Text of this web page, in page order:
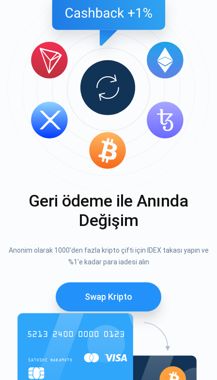
Geri ödeme ile Anında
Değişim
Anonim olarak 1000'den fazla kripto çifti için IDEX takası yapın ve
%1'e kadar para iadesi alın
Swap Kripto